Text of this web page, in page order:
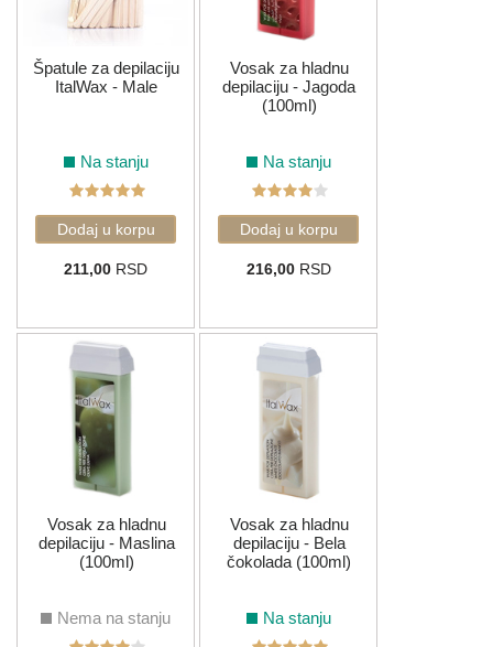
Špatule za depilaciju
ItalWax - Male
Na stanju
211,00 RSD
Vosak za hladnu
depilaciju - Jagoda
(100ml)
Na stanju
216,00RSD
Vosak za hladnu
depilaciju - Maslina
(100ml)
Nema na stanju
Vosak za hladnu
depilaciju - Bela
čokolada (100ml)
Na stanju